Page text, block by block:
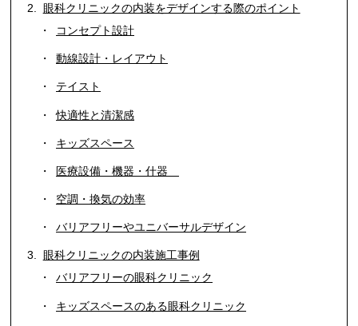
眼科クリニックの内装をデザインする際のポイント
コンセプト設計
動線設計・レイアウト
テイスト
快適性と清潔感
キッズスペース
医療設備・機器・什器
空調・換気の効率
バリアフリーやユニバーサルデザイン
眼科クリニックの内装施工事例
バリアフリーの眼科クリニック
キッズスペースのある眼科クリニック